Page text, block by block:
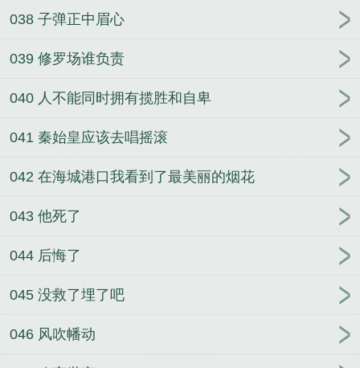
038 子弹正中眉心
039 修罗场谁负责
040 人不能同时拥有揽胜和自卑
041 秦始皇应该去唱摇滚
042 在海城港口我看到了最美丽的烟花
043 他死了
044 后悔了
045 没救了埋了吧
046 风吹幡动